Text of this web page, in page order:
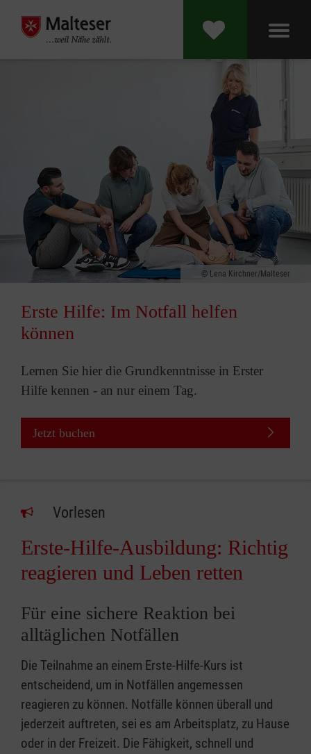
Lena Kirchner/Malteser
Erste Hilfe: Im Notfall helfen
können
Lernen Sie hier die Grundkenntnisse in Erster
Hilfe kennen - an nur einem Tag.
Jetzt buchen
Vorlesen
Erste-Hilfe-Ausbildung: Richtig
reagieren und Leben retten
Für eine sichere Reaktion bei
alltäglichen Notfällen
Die Teilnahme an einem Erste-Hilfe-Kurs ist
entscheidend, um in Notfällen angemessen
reagieren zu können. Notfälle können überall und
jederzeit auftreten, sei es am Arbeitsplatz, zu Hause
oder in der Freizeit. Die Fähigkeit, schnell und